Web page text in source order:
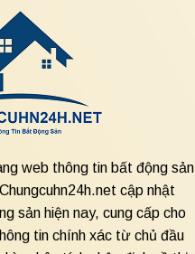
web thông tin bất động sản
cập nhật
sản hiện nay, cung cấp cho
tin chính xác từ chủ đầu